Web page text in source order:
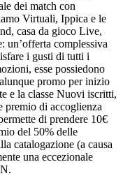
dei match con
Virtuali, Ippica e le
casa da gioco Live,
un’offerta complessiva
i gusti di tutti i
esse possiedono
promo per inizio
e la classe Nuovi iscritti,
premio di accoglienza
di prendere 10€
del 50% delle
catalogazione (a causa
una eccezionale